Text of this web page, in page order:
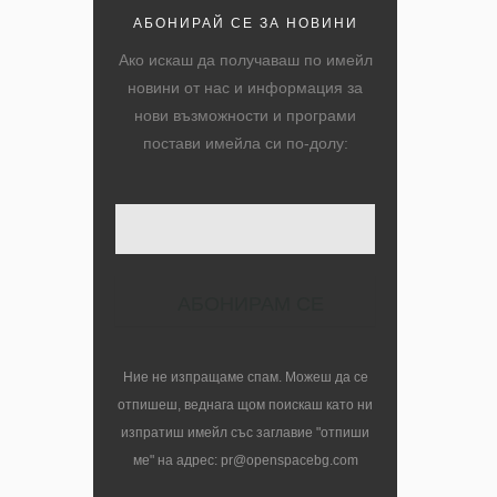
АБОНИРАЙ СЕ ЗА НОВИНИ
Ако искаш да получаваш по имейл
новини от нас и информация за
нови възможности и програми
постави имейла си по-долу:
Ние не изпращаме спам. Можеш да се
отпишеш, веднага щом поискаш като ни
изпратиш имейл със заглавие "отпиши
ме" на адрес: pr@openspacebg.com